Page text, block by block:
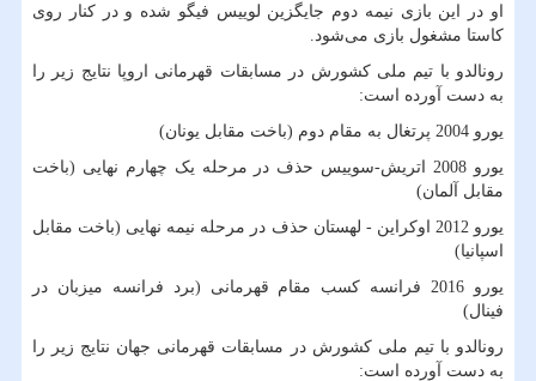
او در این بازی نیمه دوم جایگزین لوییس فیگو شده و در کنار روی
کاستا مشغول بازی می‌شود.
رونالدو با تیم ملی کشورش در مسابقات قهرمانی اروپا نتایج زیر را
به دست آورده است:
یورو 2004 پرتغال به مقام دوم (باخت مقابل یونان)
یورو 2008 اتریش-سوییس حذف در مرحله یک چهارم نهایی (باخت
مقابل آلمان)
یورو 2012 اوکراین - لهستان حذف در مرحله نیمه نهایی (باخت مقابل
اسپانیا)
یورو 2016 فرانسه کسب مقام قهرمانی (برد فرانسه میزبان در
فینال)
رونالدو با تیم ملی کشورش در مسابقات قهرمانی جهان نتایج زیر را
به دست آورده است: